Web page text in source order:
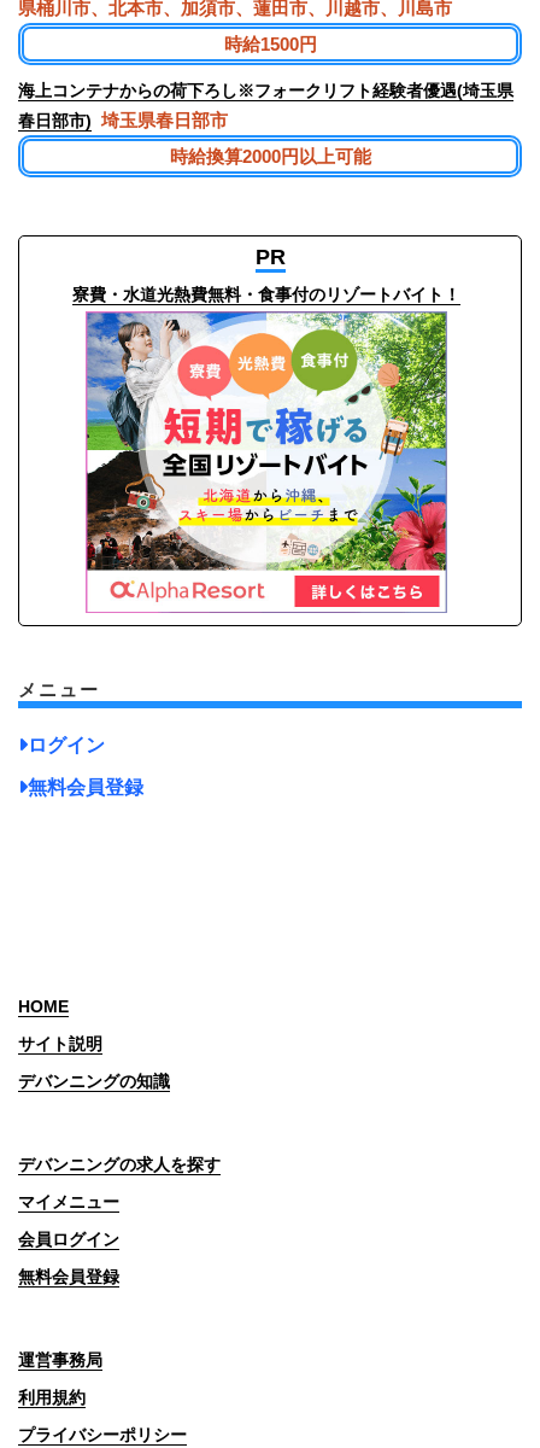
県桶川市、北本市、加須市、蓮田市、川越市、川島市
時給1500円
海上コンテナからの荷下ろし※フォークリフト経験者優遇(埼玉県
春日部市) 埼玉県春日部市
時給換算2000円以上可能
PR
寮費・水道光熱費無料・食事付のリゾートバイト！
メニュー
ログイン
無料会員登録
HOME
サイト説明
デバンニングの知識
デバンニングの求人を探す
マイメニュー
会員ログイン
無料会員登録
運営事務局
利用規約
プライバシーポリシー